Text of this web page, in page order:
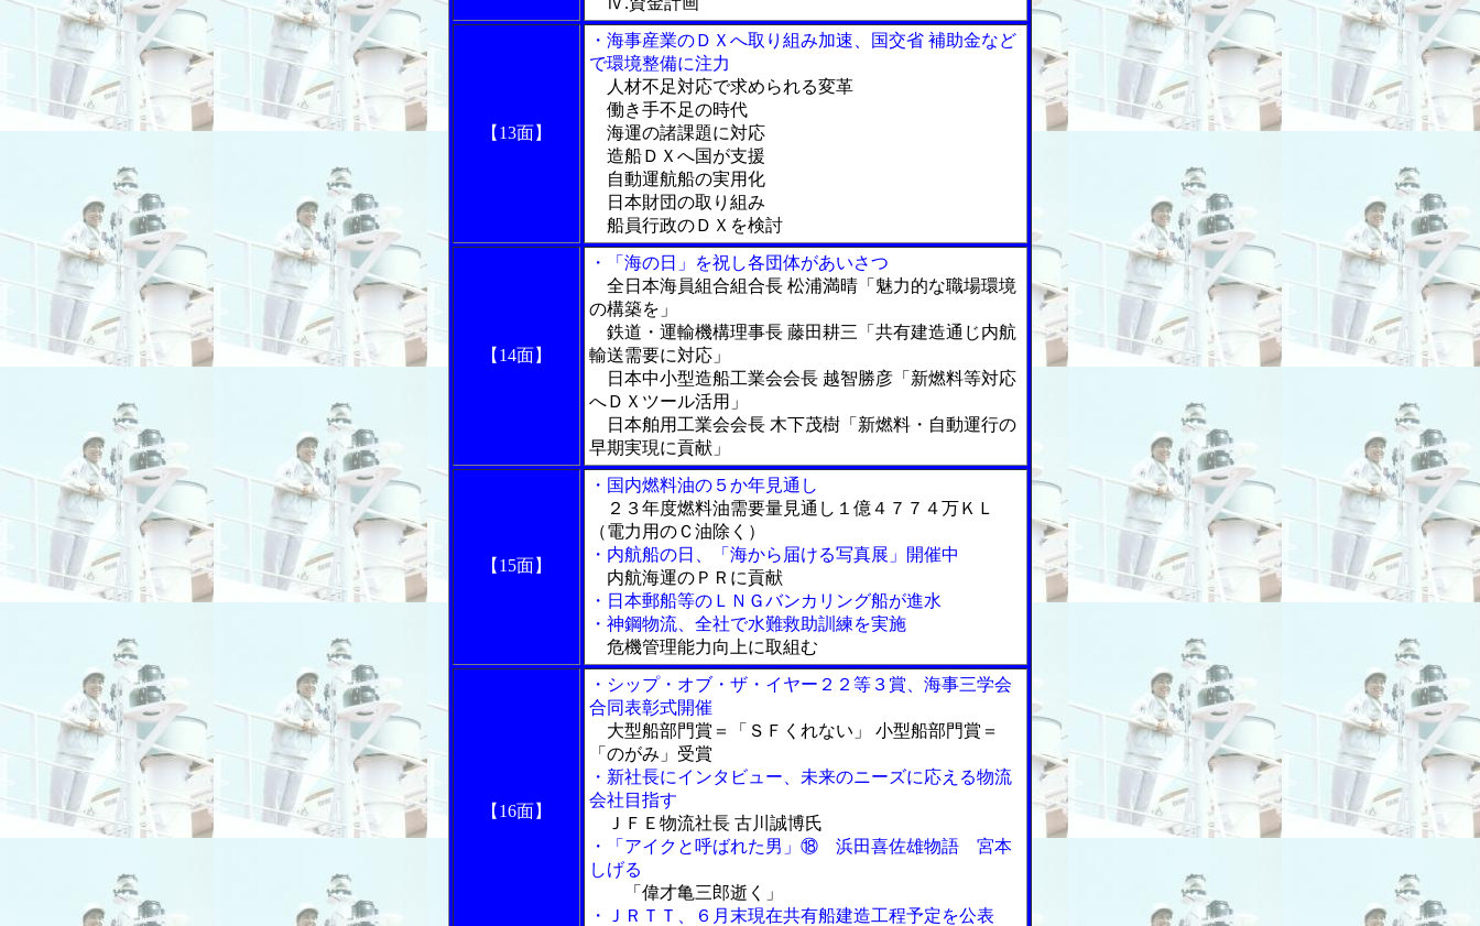
【13面】
・海事産業のＤＸへ取り組み加速、国交省 補助金など
で環境整備に注力
人材不足対応で求められる変革
働き手不足の時代
海運の諸課題に対応
造船ＤＸへ国が支援
自動運航船の実用化
日本財団の取り組み
船員行政のＤＸを検討
【14面】
・「海の日」を祝し各団体があいさつ
全日本海員組合組合長 松浦満晴「魅力的な職場環境
の構築を」
鉄道・運輸機構理事長 藤田耕三「共有建造通じ内航
輸送需要に対応」
日本中小型造船工業会会長 越智勝彦「新燃料等対応
へＤＸツール活用」
日本舶用工業会会長 木下茂樹「新燃料・自動運行の
早期実現に貢献」
【15面】
・国内燃料油の５か年見通し
２３年度燃料油需要量見通し１億４７７４万ＫＬ
（電力用のＣ油除く）
・内航船の日、「海から届ける写真展」開催中
内航海運のＰＲに貢献
・日本郵船等のＬＮＧバンカリング船が進水
・神鋼物流、全社で水難救助訓練を実施
危機管理能力向上に取組む
【16面】
・シップ・オブ・ザ・イヤー２２等３賞、海事三学会
合同表彰式開催
大型船部門賞＝「ＳＦくれない」 小型船部門賞＝
「のがみ」受賞
・新社長にインタビュー、未来のニーズに応える物流
会社目指す
ＪＦＥ物流社長 古川誠博氏
・「アイクと呼ばれた男」⑱ 浜田喜佐雄物語 宮本
しげる
「偉才亀三郎逝く」
・ＪＲＴＴ、６月末現在共有船建造工程予定を公表